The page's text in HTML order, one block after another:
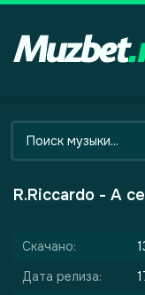
R.Riccardo - А
Скачано:
Дата релиза: